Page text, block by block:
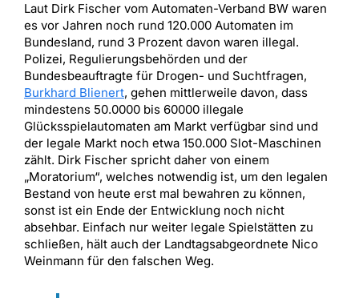
Laut Dirk Fischer vom Automaten-Verband BW waren
es vor Jahren noch rund 120.000 Automaten im
Bundesland, rund 3 Prozent davon waren illegal.
Polizei, Regulierungsbehörden und der
Bundesbeauftragte für Drogen- und Suchtfragen,
Burkhard Blienert, gehen mittlerweile davon, dass
mindestens 50.0000 bis 60000 illegale
Glücksspielautomaten am Markt verfügbar sind und
der legale Markt noch etwa 150.000 Slot-Maschinen
zählt. Dirk Fischer spricht daher von einem
„Moratorium“, welches notwendig ist, um den legalen
Bestand von heute erst mal bewahren zu können,
sonst ist ein Ende der Entwicklung noch nicht
absehbar. Einfach nur weiter legale Spielstätten zu
schließen, hält auch der Landtagsabgeordnete Nico
Weinmann für den falschen Weg.